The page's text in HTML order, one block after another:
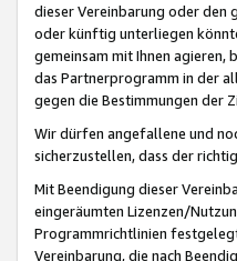
dieser Vereinbarung oder den
oder künftig unterliegen
gemeinsam mit Ihnen agieren,
das Partnerprogramm in der
gegen die Bestimmungen der
Wir dürfen angefallene und
sicherzustellen, dass der
Mit Beendigung dieser
eingeräumten Lizenzen/
Programmrichtlinien
Vereinbarung, die nach